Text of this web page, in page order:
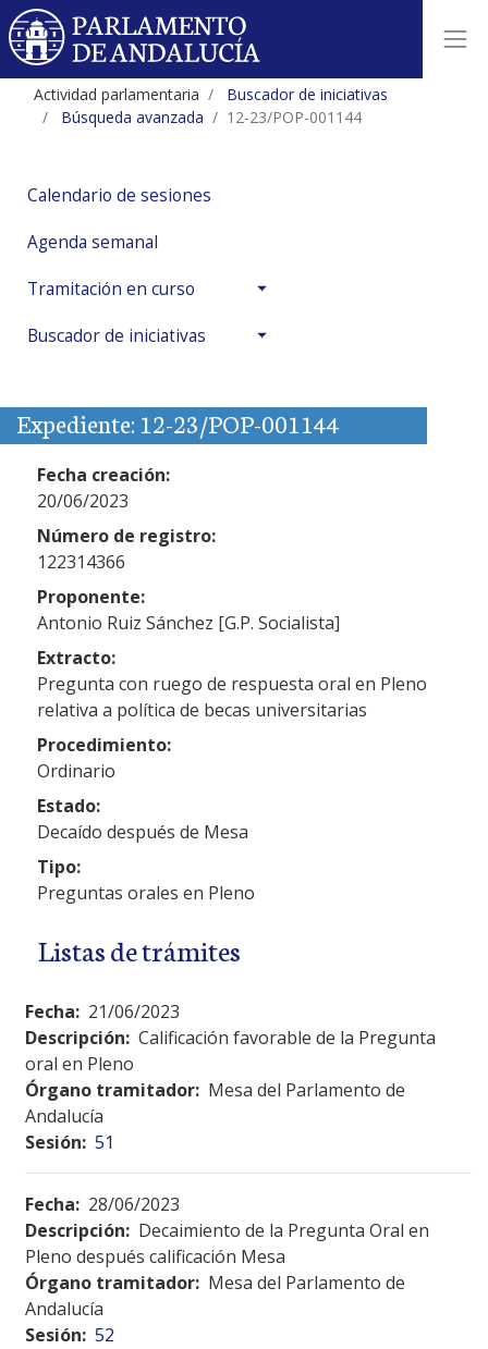
Actividad parlamentaria
Buscador de iniciativas
Búsqueda avanzada
12-23/POP-001144
Calendario de sesiones
Agenda semanal
Tramitación en curso
Buscador de iniciativas
Expediente: 12-23/POP-001144
Fecha creación:
20/06/2023
Número de registro:
122314366
Proponente:
Antonio Ruiz Sánchez [G.P. Socialista]
Extracto:
Pregunta con ruego de respuesta oral en Pleno
relativa a política de becas universitarias
Procedimiento:
Ordinario
Estado:
Decaído después de Mesa
Tipo:
Preguntas orales en Pleno
Listas de trámites
Fecha: 21/06/2023
Descripción: Calificación favorable de la Pregunta
oral en Pleno
Órgano tramitador: Mesa del Parlamento de
Andalucía
Sesión: 51
Fecha: 28/06/2023
Descripción: Decaimiento de la Pregunta Oral en
Pleno después calificación Mesa
Órgano tramitador: Mesa del Parlamento de
Andalucía
Sesión: 52